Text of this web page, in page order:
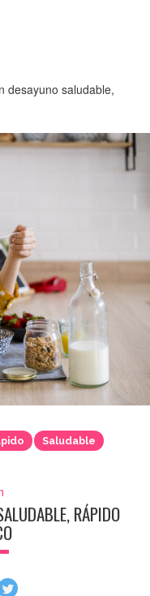
desayuno saludable,
Saludable
RÁPIDO